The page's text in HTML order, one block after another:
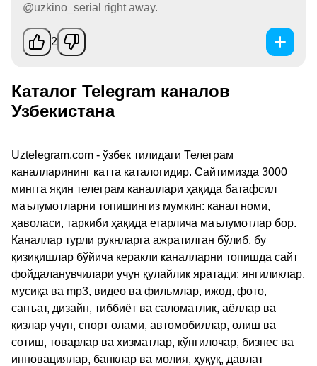
@uzkino_serial right away.
2
Каталог Telegram каналов
Узбекистана
Uztelegram.com - ўзбек тилидаги Телеграм
каналларининг катта каталогидир. Сайтимизда 3000
мингга яқин телеграм каналлари ҳақида батафсил
маълумотларни топишингиз мумкин: канал номи,
ҳаволаси, таркиби ҳақида етарлича маълумотлар бор.
Каналлар турли рукнларга ажратилган бўлиб, бу
қизиқишлар бўйича керакли каналларни топишда сайт
фойдаланувчилари учун қулайлик яратади: янгиликлар,
мусиқа ва mp3, видео ва фильмлар, ижод, фото,
санъат, дизайн, тиббиёт ва саломатлик, аёллар ва
қизлар учун, спорт олами, автомобиллар, олиш ва
сотиш, товарлар ва хизматлар, кўнгилочар, бизнес ва
инновациялар, банклар ва молия, ҳуқуқ, давлат